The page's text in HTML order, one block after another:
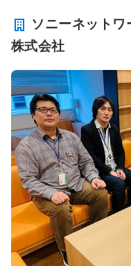
ソニーネット
株式会社